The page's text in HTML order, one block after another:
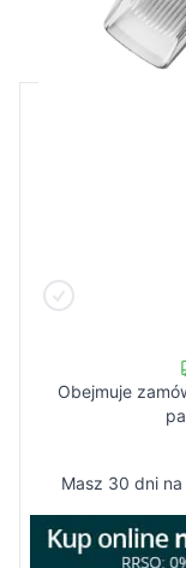
Cena
Obejmuje
Masz 30 dni